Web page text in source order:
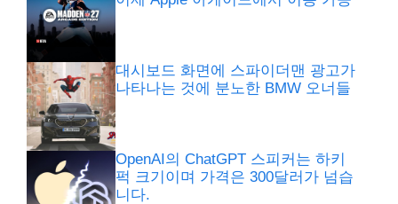
대시보드 화면에 스파이더맨 광고가
나타나는 것에 분노한 BMW 오너들
OpenAI의 ChatGPT 스피커는 하키
퍽 크기이며 가격은 300달러가 넘습
니다.